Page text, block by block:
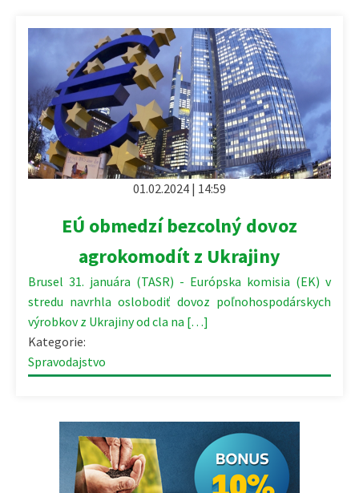
01.02.2024 | 14:59
EÚ obmedzí bezcolný dovoz
agrokomodít z Ukrajiny
Brusel 31. januára (TASR) - Európska komisia (EK) v
stredu navrhla oslobodiť dovoz poľnohospodárskych
výrobkov z Ukrajiny od cla na […]
Kategorie:
Spravodajstvo